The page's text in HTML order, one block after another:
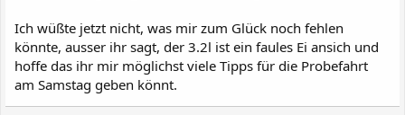
Ich wüßte jetzt nicht, was mir zum Glück noch fehlen
könnte, ausser ihr sagt, der 3.2l ist ein faules Ei ansich und
hoffe das ihr mir möglichst viele Tipps für die Probefahrt
am Samstag geben könnt.